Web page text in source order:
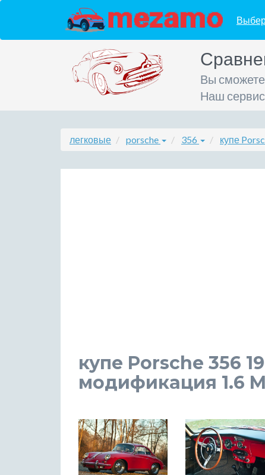
Вы
Наш
легковые porsche 356 купе
купе Porsche 356
модификация 1.6